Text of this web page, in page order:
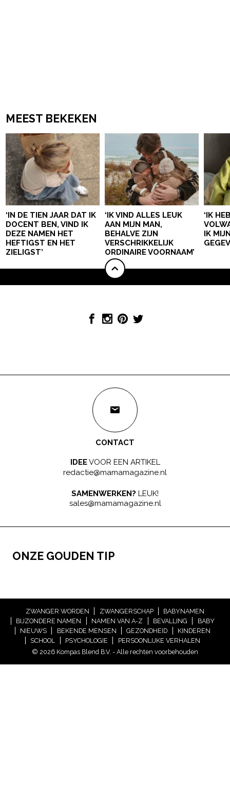
MEEST BEKEKEN
‘IN DE TIEN JAAR DAT IK
DOCENT BEN, VIND IK
DEZE NAMEN HET
HEFTIGST EN HET
ZIELIGST’
‘IK VIND ALLES LEUK
AAN MIJN MAN,
BEHALVE ZIJN
VERSCHRIKKELIJK
ORDINAIRE VOORNAAM’
‘IK
IK
CONTACT
IDEEVOOR EEN ARTIKEL
redactie@mamamagazine.nl
SAMENWERKEN? LEUK!
sales@mamamagazine.nl
ONZE GOUDEN TIP
ZWANGER WORDEN ZWANGERSCHAP
BABYNAMEN
BIJZONDERE NAMEN
NAMEN VAN A-Z BEVALLING
BABY
NIEUWS
BEKENDE MENSEN GEZONDHEID
KINDEREN
SCHOOL
PSYCHOLOGIE
PERSOONLIJKE VERHALEN
© 2026 Kompas Blend B.V. - Alle rechten voorbehouden